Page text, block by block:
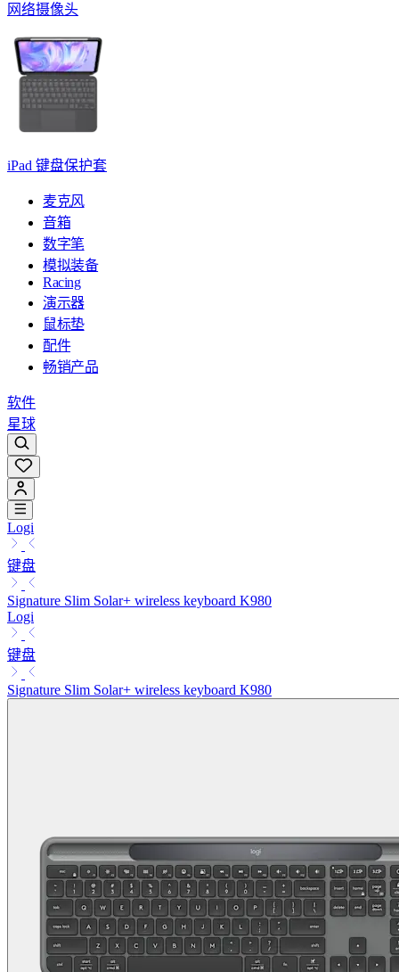
网络摄像头
iPad 键盘保护套
麦克风
音箱
数字笔
模拟装备
Racing
演示器
鼠标垫
配件
畅销产品
软件
星球
Logi
键盘
Signature Slim Solar+ wireless keyboard K980
Logi
键盘
Signature Slim Solar+ wireless keyboard K980